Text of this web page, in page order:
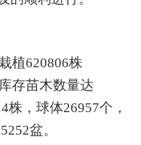
植620806株
存苗木数量达
株，球体26957个，
盆。